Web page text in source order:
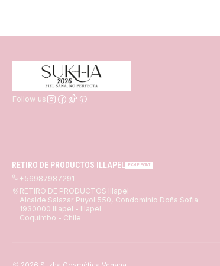
Follow us
RETIRO DE PRODUCTOS ILLAPEL PICKUP POINT
+56987987291
RETIRO DE PRODUCTOS Illapel
Alcalde Salazar Puyol 550, Condominio Doña Sofia
1930000 Illapel - Illapel
Coquimbo - Chile